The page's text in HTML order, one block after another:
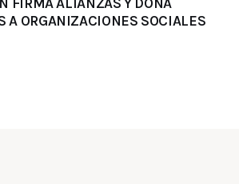
A ORGANIZACIONES SOCIALES